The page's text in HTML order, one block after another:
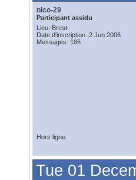
nico-29
Participant assidu
Lieu: Brest
Date d'inscription: 2 Jun 2006
Messages: 186
Hors ligne
Tue 01